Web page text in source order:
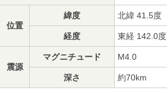
位置
緯度 北緯 41.5度
経度 東経 142.0度
震源
マグニチュード M4.0
深さ 約70km